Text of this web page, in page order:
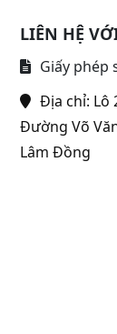
LIÊN HỆ
Giấy phép
Địa chỉ: Lô
Đường Võ
Lâm Đồng